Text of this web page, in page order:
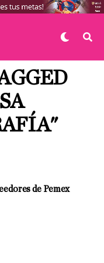
de Pemex